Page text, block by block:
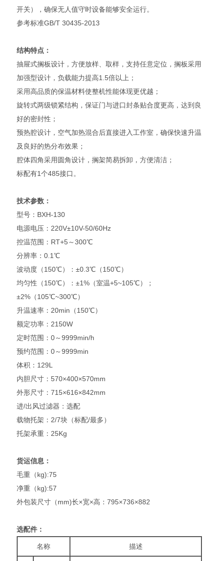
开关），确保无人值守时设备能够安全运行。
参考标准GB/T 30435-2013
结构特点：
抽屉式搁板设计，方便放样、取样，支持任意定位，搁板采用
加强型设计，负载能力提高1.5倍以上；
采用高品质的保温材料使整机性能体现更优越；
旋转式两级锁紧结构，保证门与进口封条贴合度更高，达到良
好的密封性；
预热腔设计，空气加热混合后直接进入工作室，确保快速升温
及良好的热分布效果；
腔体四角采用圆角设计，搁架简易拆卸，方便清洁；
标配有1个485接口。
技术参数：
型号：BXH-130
电源电压：220V±10V-50/60Hz
控温范围：RT+5～300℃
分辨率：0.1℃
波动度（150℃）：±0.3℃（150℃）
均匀性（150℃）：±1%（室温+5~105℃）；
±2%（105℃~300℃）
升温速率：20min（150℃）
额定功率：2150W
定时范围：0～9999min/h
预约范围：0～9999min
体积：129L
内胆尺寸：570×400×570mm
外形尺寸：715×616×842mm
进/出风过滤器：选配
载物托架：2/7块（标配/最多）
托架承重：25Kg
货运信息：
毛重（kg):75
净重（kg):57
外包装尺寸（mm)长×宽×高：795×736×882
选配件：
名称 描述